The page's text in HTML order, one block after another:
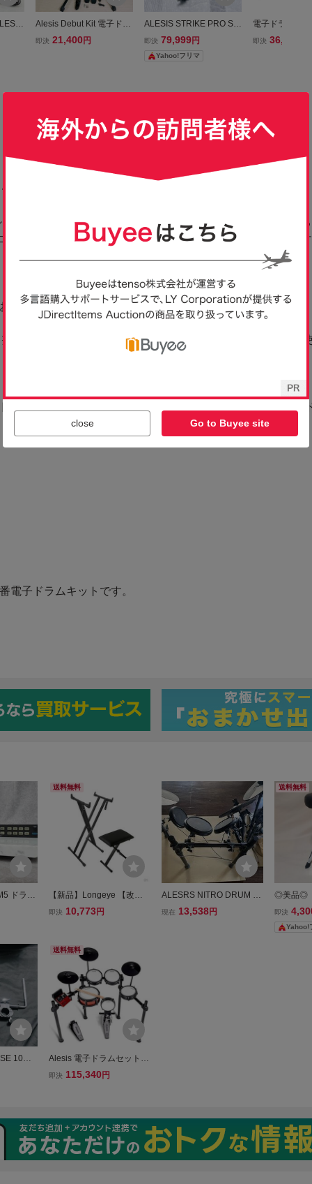
Alesis Debut Kit 電子ドラ
ム ドラムセット
即決 21,400 円
ALESIS STRIKE PRO SE
モジュール V1.50 電子
即決 79,999円
Yahoo!フリマ
電子ドラム セ
ONETONE ワ
即決 36,300
ドラム
送料無料
【新品】Longeye 【改良
バージョン】 椅子 電子ピ
ンチ 折りたたみ式 X型 高
さ調整可 98
即決 10,773円
ALESRS NITRO DRUM M
ODULE セット 電子ドラム
現在 13,538円
送料無料
◎美品◎
ローン
椅子 ア
即決
Yahoo!
10イ
送料無料
Alesis 電子ドラムセット
デュアルゾーンの静音メッ
即決 115,340円
close Go to Buyee site